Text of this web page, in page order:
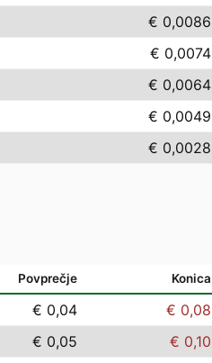
€ 0,0086
€ 0,0074
€ 0,0064
€ 0,0049
€ 0,0028
Povprečje Konica
€ 0,04
€ 0,08
€ 0,05
€ 0,10